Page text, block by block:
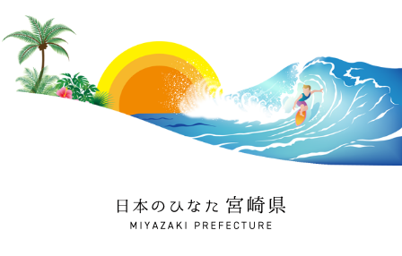
日本のひなた 宮崎県
MIYAZAKI PREFECTURE